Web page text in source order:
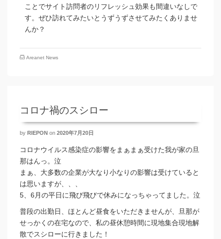
ことでサイト訪問者のリフレッシュ効果も間違いなしで
す。ぜひ訪れてみたいとうずうずさせてみたくありませ
んか？
Areanet News
コロナ禍のスシロー
by RIEPON on 2020年7月20日
コロナウイルス感染症の影響をまぁまぁ受けた我が家の旦
那はんっ。泣
まぁ、大多数の企業が大なり小なりの影響は受けていると
は思いますが、、、
5、6月の平日に飛び飛びで休みになっちゃってました。泣
普段の出勤日、ほとんど昼食をいただきませんが、旦那が
せっかくの在宅なので、私の昼休憩時間に現地集合現地解
散でスシローに行きました！